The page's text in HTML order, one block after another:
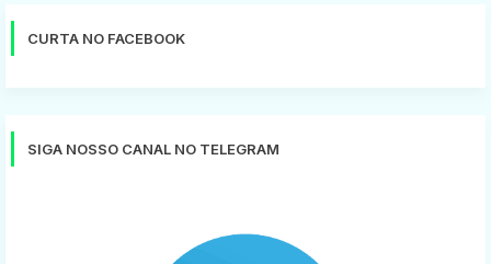
CURTA NO FACEBOOK
SIGA NOSSO CANAL NO TELEGRAM